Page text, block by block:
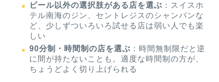
ビール以外の選択肢がある店を選ぶ ：スイスホ
テル南海のジン、セントレジスのシャンパンな
ど、少しずついろいろ試せる店は弱い人でも楽
しい
90分制・時間制の店を選ぶ ：時間無制限だと逆
に間が持たないことも。適度な時間制の方が、
ちょうどよく切り上げられる